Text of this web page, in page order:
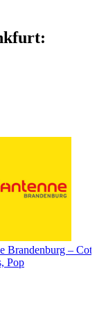
Brandenburg –
Pop